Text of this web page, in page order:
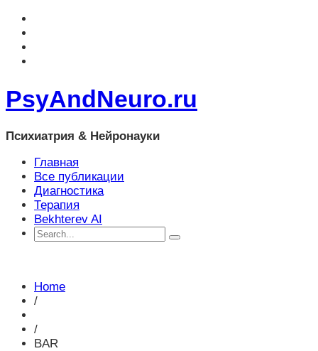
PsyAndNeuro.ru
Психиатрия & Нейронауки
Главная
Все публикации
Диагностика
Терапия
Bekhterev AI
Home
/
/
BAR